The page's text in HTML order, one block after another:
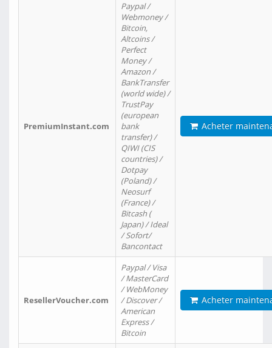
PremiumInstant.com
Paypal /
Webmoney /
Bitcoin,
Altcoins /
Perfect
Money /
Amazon /
BankTransfer
(world wide) /
TrustPay
(european
bank
transfer) /
QIWI (CIS
countries) /
Dotpay
(Poland) /
Neosurf
(France) /
Bitcash (
Japan) / Ideal
/ Sofort/
Bancontact
Acheter
ResellerVoucher.com
Paypal / Visa
/ MasterCard
/ WebMoney
/ Discover /
American
Express /
Bitcoin
Acheter